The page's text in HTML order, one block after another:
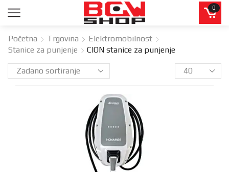
0
Početna Trgovina
Elektromobilnost
Stanice za punjenje
CION stanice za punjenje